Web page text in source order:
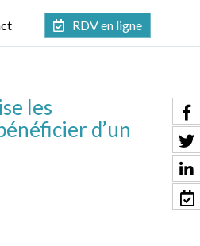
RDV en ligne
les
d’un